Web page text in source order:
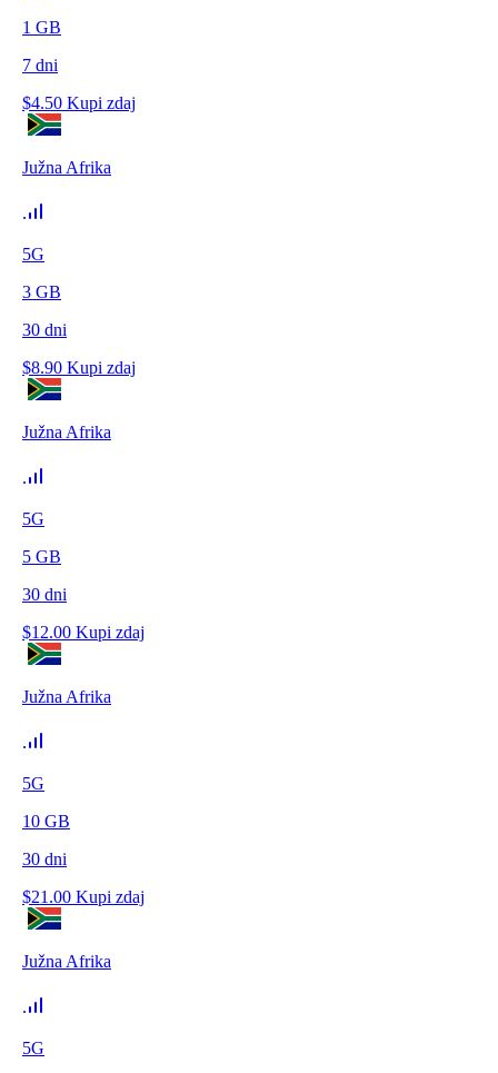
1 GB
7 dni
$4.50 Kupi zdaj
Južna Afrika
5G
3 GB
30 dni
$8.90 Kupi zdaj
Južna Afrika
5G
5 GB
30 dni
$12.00 Kupi zdaj
Južna Afrika
5G
10 GB
30 dni
$21.00 Kupi zdaj
Južna Afrika
5G